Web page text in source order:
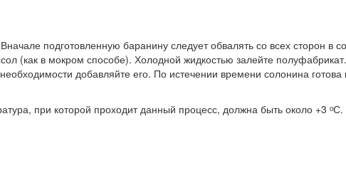
подготовленную баранину следует обвалять со всех сторон в
(как в мокром способе). Холодной жидкостью залейте
добавляйте его. По истечении времени солонина
при которой проходит данный процесс, должна быть около +3 ᵒС.